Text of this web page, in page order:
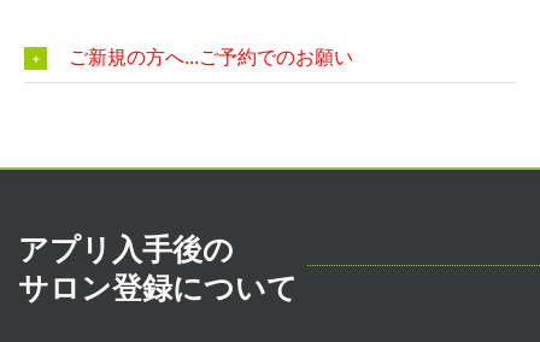
ご新規の方へ...ご予約でのお願い
アプリ入手後の
サロン登録について